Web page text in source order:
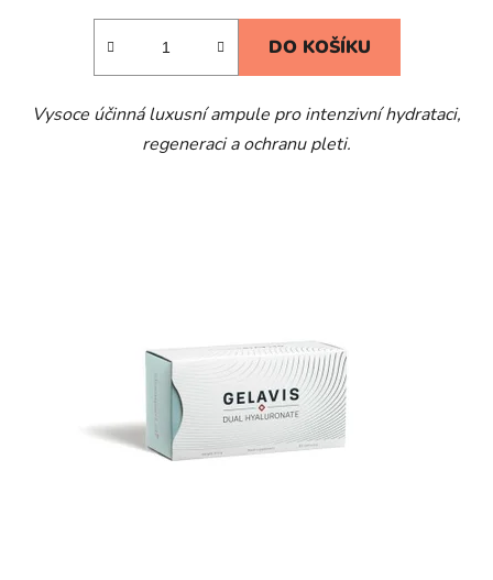
DO KOŠÍKU
Vysoce účinná luxusní ampule pro intenzivní hydrataci,
regeneraci a ochranu pleti.